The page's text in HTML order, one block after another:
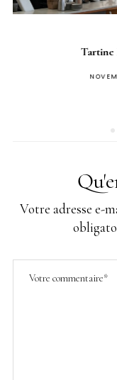
Votre adresse e-